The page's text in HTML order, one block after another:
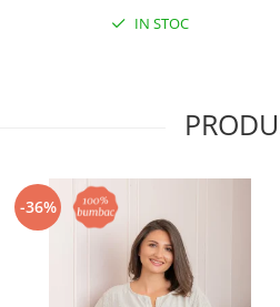
IN STOC
-36%